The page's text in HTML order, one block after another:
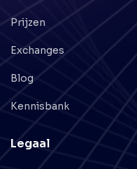
Prijzen
Exchanges
Blog
Kennisbank
Legaal